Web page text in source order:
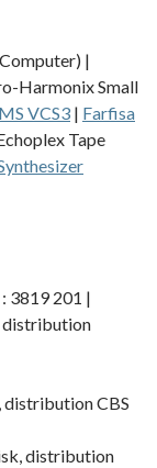
|
Harmonix Small
VCS3 | Farfisa
Tape
: 3819 201 |
distribution
distribution CBS
distribution